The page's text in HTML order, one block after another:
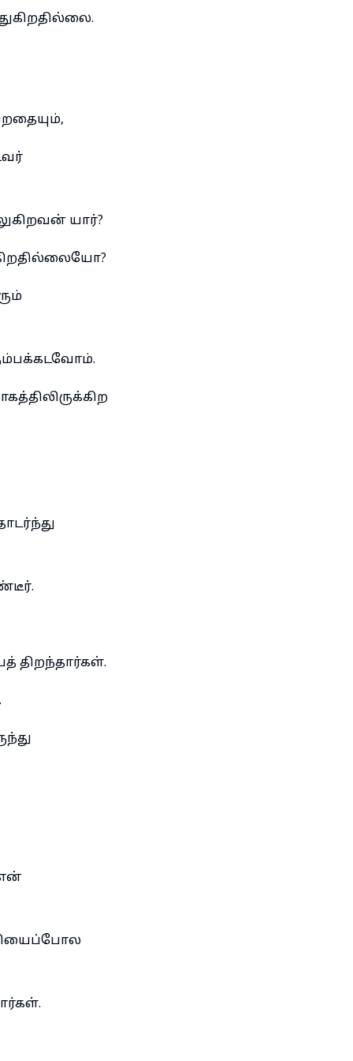
யார்?
திறந்தார்கள்.